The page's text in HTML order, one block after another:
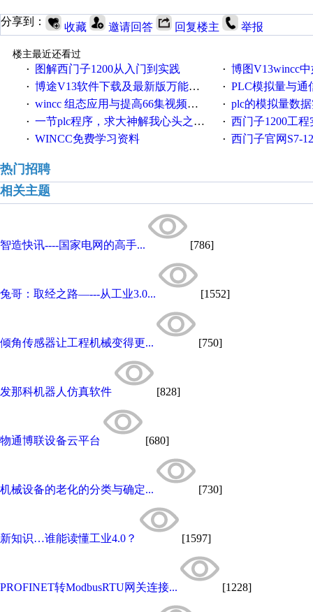
分享到： 收藏 邀请回答 回复楼主 举报
楼主最近还看过
·
图解西门子1200从入门到实践 · 博图V13wincc中如何
· 博途V13软件下载及最新版万能授权下载 · PLC模拟量与通信控
· wincc 组态应用与提高66集视频教程 · plc的模拟量数据
· 一节plc程序，求大神解我心头之惑，感谢 · 西门子1200工
· WINCC免费学习资料 · 西门子官网S7-
热门招聘
相关主题
智造快讯----国家电网的高手... [786]
兔哥：取经之路—---从工业3.0... [1552]
倾角传感器让工程机械变得更... [750]
发那科机器人仿真软件 [828]
物通博联设备云平台 [680]
机械设备的老化的分类与确定... [730]
新知识…谁能读懂工业4.0？ [1597]
PROFINET转ModbusRTU网关连接... [1228]